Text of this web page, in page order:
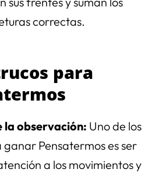
correctas.
para
la observación: Uno de los
Pensatermos es ser
a los movimientos y